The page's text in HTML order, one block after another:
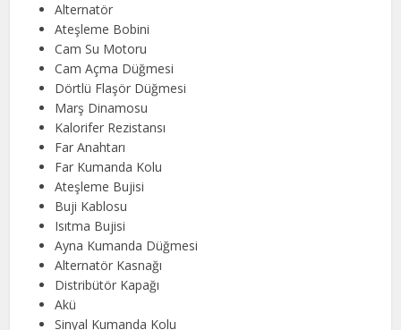
Alternatör
Ateşleme Bobini
Cam Su Motoru
Cam Açma Düğmesi
Dörtlü Flaşör Düğmesi
Marş Dinamosu
Kalorifer Rezistansı
Far Anahtarı
Far Kumanda Kolu
Ateşleme Bujisi
Buji Kablosu
Isıtma Bujisi
Ayna Kumanda Düğmesi
Alternatör Kasnağı
Distribütör Kapağı
Akü
Sinyal Kumanda Kolu